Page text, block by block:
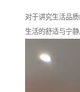
对于讲究生活品
生活的舒适与宁静